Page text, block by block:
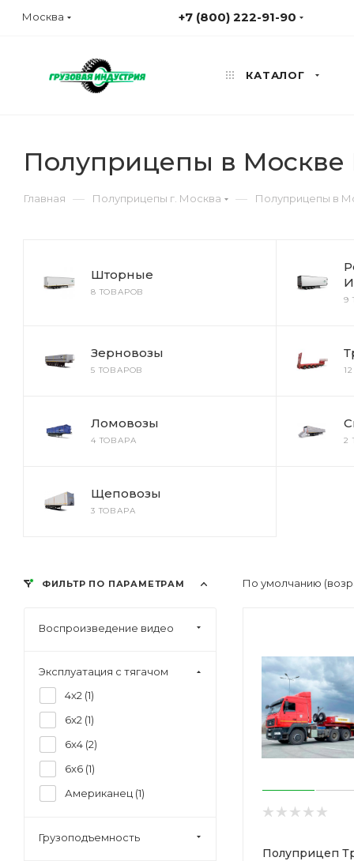
Москва +7 (800) 222-91-90
КАТАЛОГ
Полуприцепы в Москве
Главная — Полуприцепы г. Москва — Полуприцепы в
Шторные
8 ТОВАРОВ
9
Зерновозы
5 ТОВАРОВ
Ломовозы
4 ТОВАРА 2
Щеповозы
3 ТОВАРА
По умолчанию
Полуприцеп
ФИЛЬТР ПО ПАРАМЕТРАМ
Воспроизведение видео
Эксплуатация с тягачом
4x2 (1)
6x2 (1)
6x4 (2)
6x6 (1)
Американец (1)
Грузоподъемность